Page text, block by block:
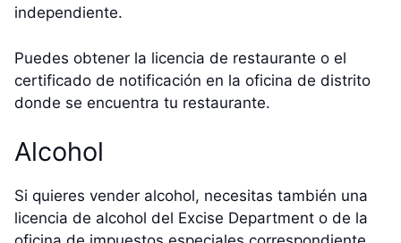
independiente.
Puedes obtener la licencia de restaurante o el
certificado de notificación en la oficina de distrito
donde se encuentra tu restaurante.
Alcohol
Si quieres vender alcohol, necesitas también una
licencia de alcohol del Excise Department o de la